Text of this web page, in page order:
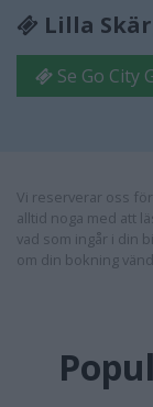
Lilla
Se Go City
Vi reserverar oss
alltid noga med att
vad som ingår i din
om din bokning